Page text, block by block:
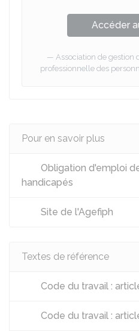
Accéder
Association de gestion
professionnelle des
Pour en savoir plus
Obligation d'emploi
handicapés
Site de l'Agefiph
Textes de référence
Code du travail :
Code du travail :